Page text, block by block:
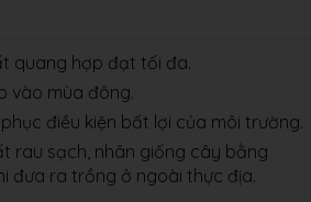
quang hợp đạt tối đa.
vào mùa đông.
điều kiện bất lợi của môi trường.
rau sạch, nhân giống cây bằng
đưa ra trồng ở ngoài thực địa.